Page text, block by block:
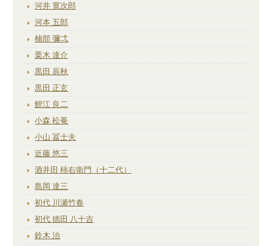
河井 寛次郎
河本 五郎
楠部 彌弌
栗木 達介
黒田 辰秋
黒田 正玄
鯉江 良二
小森 松菴
小山 冨士夫
近藤 悠三
酒井田 柿右衛門（十二代）
島岡 達三
初代 川瀬竹春
初代 徳田 八十吉
鈴木 治